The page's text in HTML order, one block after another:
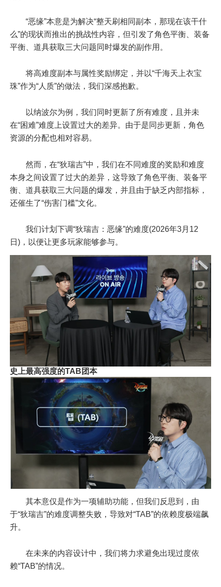
“恶缘”本意是为解决“整天刷相同副本，那现在该干什
么”的现状而推出的挑战性内容，但引发了角色平衡、装备
平衡、道具获取三大问题同时爆发的副作用。
将高难度副本与属性奖励绑定，并以“千海天上衣宝
珠”作为“人质”的做法，我们深感抱歉。
以纳波尔为例，我们同时更新了所有难度，且并未
在“困难”难度上设置过大的差异。由于是同步更新，角色
资源的分配也相对容易。
然而，在“狄瑞吉”中，我们在不同难度的奖励和难度
本身之间设置了过大的差异，这导致了角色平衡、装备平
衡、道具获取三大问题的爆发，并且由于缺乏内部指标，
还催生了“伤害门槛”文化。
我们计划下调“狄瑞吉：恶缘”的难度(2026年3月12
日)，以便让更多玩家能够参与。
史上最高强度的TAB团本
其本意仅是作为一项辅助功能，但我们反思到，由
于“狄瑞吉”的难度调整失败，导致对“TAB”的依赖度极端飙
升。
在未来的内容设计中，我们将力求避免出现过度依
赖“TAB”的情况。